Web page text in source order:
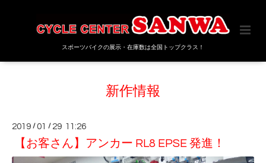
スポーツバイクの展示・在庫数は全国トップクラス！
新作情報
2019 /01 / 29 11:26
【お客さん】アンカー RL8 EPSE 発進！